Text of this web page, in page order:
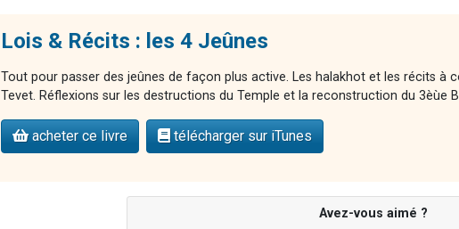
Lois & Récits : les 4 Jeûnes
Tout pour passer des jeûnes de façon plus active. Les halakhot et les récits à
Tevet. Réflexions sur les destructions du Temple et la reconstruction du 3èùe
acheter ce livre télécharger sur iTunes
Avez-vous aimé ?